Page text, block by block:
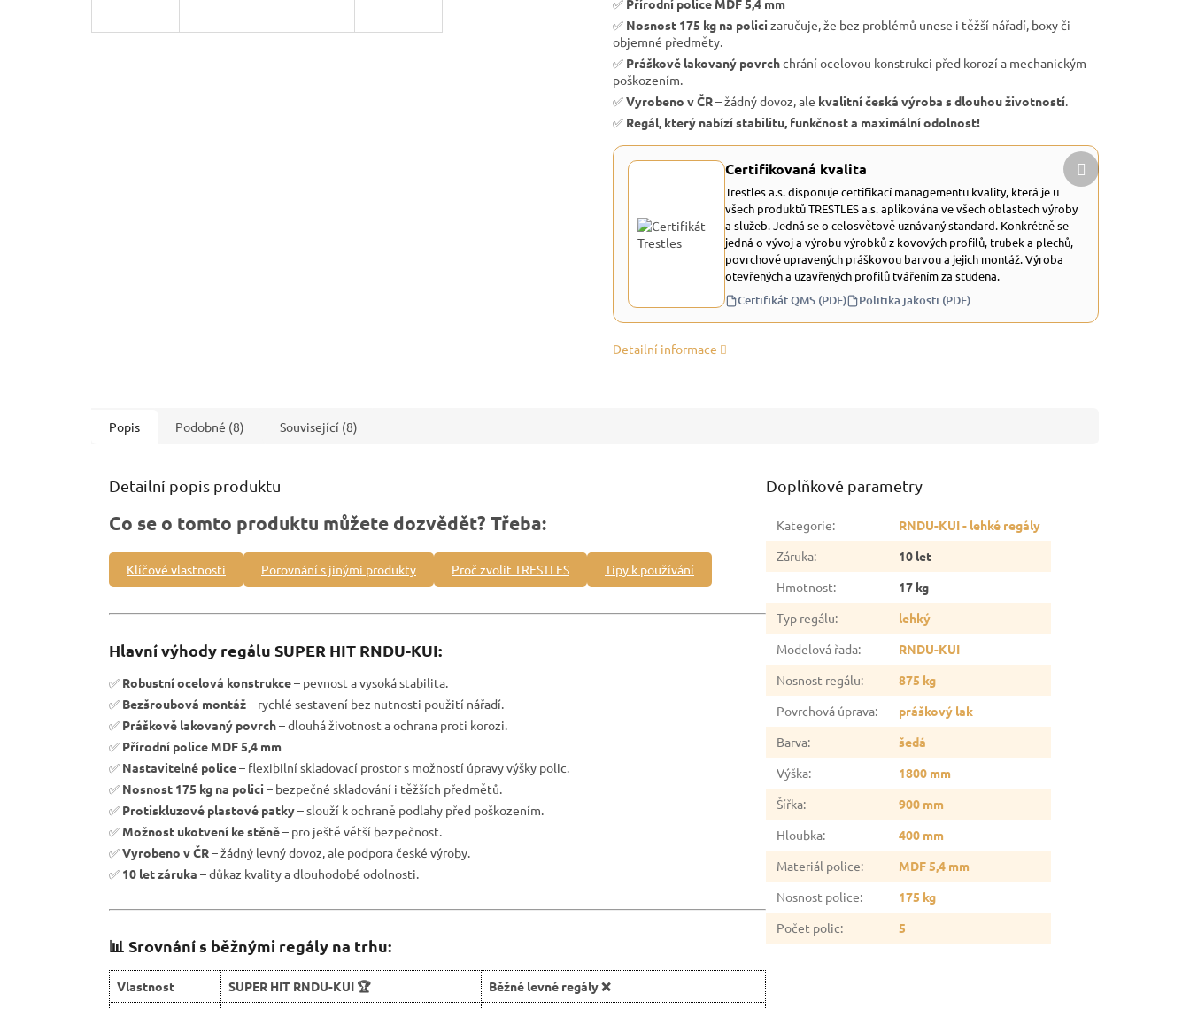
✅ Přírodní police MDF 5,4 mm
✅ Nosnost 175 kg na polici zaručuje, že bez problémů unese i těžší nářadí, boxy či
objemné předměty.
✅ Práškově lakovaný povrchchrání ocelovou konstrukci před korozí a mechanickým
poškozením.
✅Vyrobeno v ČR– žádný dovoz, ale kvalitní česká výroba s dlouhou životností.
✅ Regál, který nabízí stabilitu, funkčnost a maximální odolnost!
Certifikovaná kvalita
Trestles a.s. disponuje certifikací managementu kvality, která je u
všech produktů TRESTLES a.s. aplikována ve všech oblastech výroby
a služeb. Jedná se o celosvětově uznávaný standard. Konkrétně se
jedná o vývoj a výrobu výrobků z kovových profilů, trubek a plechů,
povrchově upravených práškovou barvou a jejich montáž. Výroba
otevřených a uzavřených profilů tvářením za studena.
Certifikát QMS (PDF) Politika jakosti (PDF)
Detailní informace
Další
produkt
Popis Podobné (8) Související (8)
Detailní popis produktu
Co se o tomto produktu můžete dozvědět? Třeba:
Klíčové vlastnosti Porovnání s jinými produkty Proč zvolit TRESTLES Tipy k používání
Hlavní výhody regálu SUPER HIT RNDU-KUI:
✅ Robustní ocelová konstrukce– pevnost a vysoká stabilita.
✅ Bezšroubová montáž– rychlé sestavení bez nutnosti použití nářadí.
✅ Práškově lakovaný povrch– dlouhá životnost a ochrana proti korozi.
✅ Přírodní police MDF 5,4 mm
✅ Nastavitelné police– flexibilní skladovací prostor s možností úpravy výšky polic.
✅ Nosnost 175 kg na polici – bezpečné skladování i těžších předmětů.
✅ Protiskluzové plastové patky– slouží k ochraně podlahy před poškozením.
✅ Možnost ukotvení ke stěně– pro ještě větší bezpečnost.
✅Vyrobeno v ČR– žádný levný dovoz, ale podpora české výroby.
✅ 10 let záruka – důkaz kvality a dlouhodobé odolnosti.
📊 Srovnání s běžnými regály na trhu:
Vlastnost SUPER HIT RNDU-KUI 🏆
Běžné levné regály ❌
Doplňkové parametry
Kategorie:
RNDU-KUI - lehké regály
Záruka:
10 let
Hmotnost:
17 kg
Typ regálu:
lehký
Modelová řada:
RNDU-KUI
Nosnost regálu:
875 kg
Povrchová úprava:
práškový lak
Barva:
šedá
Výška:
1800 mm
Šířka:
900 mm
Hloubka:
400 mm
Materiál police:
MDF 5,4 mm
Nosnost police:
175 kg
Počet polic: 5